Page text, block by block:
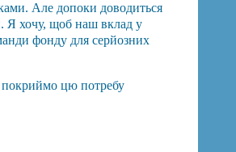
Але допоки доводиться
Я хочу, щоб наш вклад у
фонду для серйозних
покриймо цю потребу